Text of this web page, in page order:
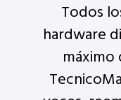
Todos
hardware